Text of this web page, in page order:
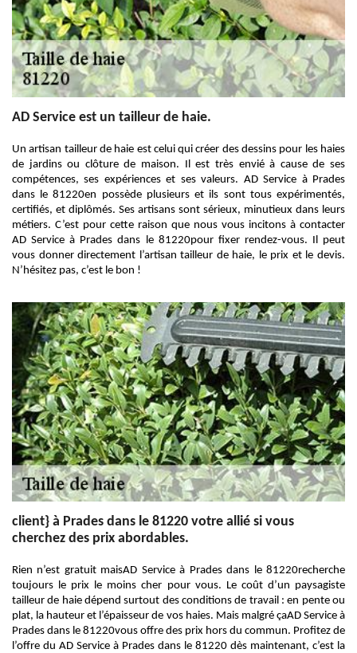
AD Service est un tailleur de haie.
Un artisan tailleur de haie est celui qui créer des dessins pour les haies
de jardins ou clôture de maison. Il est très envié à cause de ses
compétences, ses expériences et ses valeurs. AD Service à Prades
dans le 81220en possède plusieurs et ils sont tous expérimentés,
certifiés, et diplômés. Ses artisans sont sérieux, minutieux dans leurs
métiers. C’est pour cette raison que nous vous incitons à contacter
AD Service à Prades dans le 81220pour fixer rendez-vous. Il peut
vous donner directement l’artisan tailleur de haie, le prix et le devis.
N’hésitez pas, c’est le bon !
client} à Prades dans le 81220 votre allié si vous
cherchez des prix abordables.
Rien n’est gratuit maisAD Service à Prades dans le 81220recherche
toujours le prix le moins cher pour vous. Le coût d’un paysagiste
tailleur de haie dépend surtout des conditions de travail : en pente ou
plat, la hauteur et l’épaisseur de vos haies. Mais malgré çaAD Service à
Prades dans le 81220vous offre des prix hors du commun. Profitez de
l’offre du AD Service à Prades dans le 81220 dès maintenant, c’est la